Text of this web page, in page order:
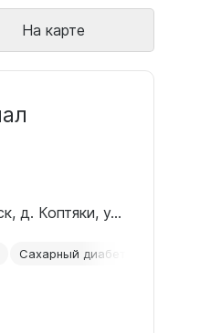
На карте
Свердловская область, МО г. Среднеуральск, д. Коптяки, ул. Проезжая, 9
Сахарный диабет